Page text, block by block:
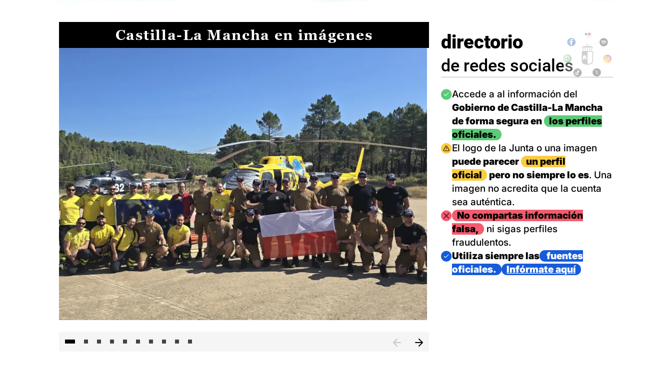
Castilla-La Mancha en imágenes directorio
de redes sociales
Imagen
Accede a al información del
Gobierno de Castilla-La Mancha
de forma segura en
los perfiles
oficiales.
Imagen
El logo de la Junta o una imagen
puede parecer
un perfil
oficial
pero no siempre lo es. Una
imagen no acredita que la cuenta
sea auténtica.
ImagenNo compartas información
falsa,
ni sigas perfiles
fraudulentos.
Imagen
Utiliza siempre las
fuentes
oficiales.
Infórmate aquí